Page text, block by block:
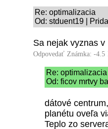
Re: optimalizacia
Od: stduent19 |
Sa nejak vyznas
Odpovedať Známka: -4.5
Re: optimalizacia
Od: ficov mrtvy
dátové
planétu oveľa
Teplo zo